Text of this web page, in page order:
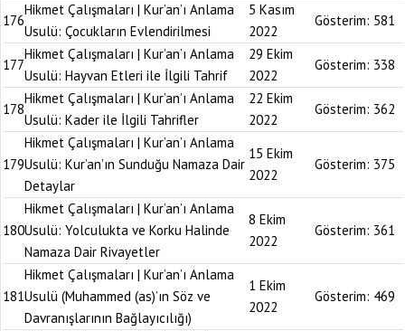
176
Hikmet Çalışmaları | Kur’an’ı Anlama
Usulü: Çocukların Evlendirilmesi
5 Kasım
2022
Gösterim: 581
177
Hikmet Çalışmaları | Kur’an’ı Anlama
Usulü: Hayvan Etleri ile İlgili Tahrif
29 Ekim
2022
Gösterim: 338
178
Hikmet Çalışmaları | Kur’an’ı Anlama
Usulü: Kader ile İlgili Tahrifler
22 Ekim
2022
Gösterim: 362
179
Hikmet Çalışmaları | Kur’an’ı Anlama
Usulü: Kur’an’ın Sunduğu Namaza Dair
Detaylar
15 Ekim
2022
Gösterim: 375
180
Hikmet Çalışmaları | Kur’an’ı Anlama
Usulü: Yolculukta ve Korku Halinde
Namaza Dair Rivayetler
8 Ekim
2022
Gösterim: 361
181
Hikmet Çalışmaları | Kur’an’ı Anlama
Usulü (Muhammed (as)’ın Söz ve
Davranışlarının Bağlayıcılığı)
1 Ekim
2022
Gösterim: 469